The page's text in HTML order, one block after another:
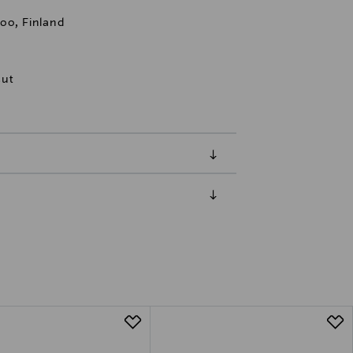
Finland
valittuun osoitteeseen.